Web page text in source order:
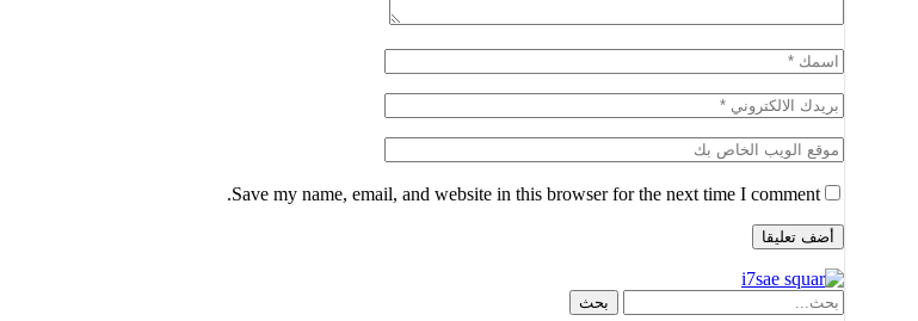
Save my name, email, and website in this browser for the next time I comment.